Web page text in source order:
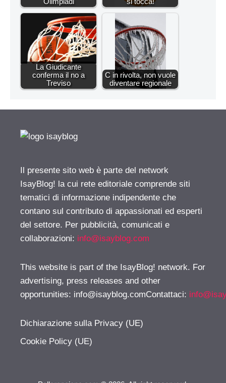
La Giudicante
conferma il no a
Treviso
C in rivolta, non vuole
diventare regionale
Il presente sito web è parte del network
IsayBlog! la cui rete editoriale comprende siti
tematici di informazione indipendente che
contano sul contributo di appassionati ed esperti
del settore. Per pubblicità, comunicati e
collaborazioni: info@isayblog.com
This website is part of the IsayBlog! network. For
advertising, press releases and other
opportunities: info@isayblog.comContattaci:
Dichiarazione sulla Privacy (UE)
Cookie Policy (UE)